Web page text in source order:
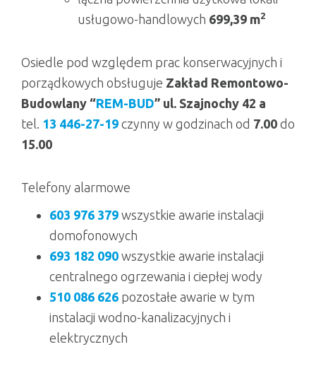
usługowo-handlowych 699,39 m2
Osiedle pod względem prac konserwacyjnych i
porządkowych obsługuje Zakład Remontowo-
Budowlany “REM-BUD” ul. Szajnochy 42 a
tel. 13 446-27-19 czynny w godzinach od 7.00 do
15.00
Telefony alarmowe
603 976 379 wszystkie awarie instalacji
domofonowych
693 182 090 wszystkie awarie instalacji
centralnego ogrzewania i ciepłej wody
510 086 626 pozostałe awarie w tym
instalacji wodno-kanalizacyjnych i
elektrycznych